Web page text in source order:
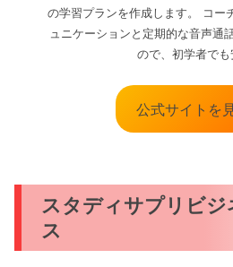
の学習プランを作成します。 コー
ュニケーションと定期的な音声通
ので、初学者でも
公式サイトを
スタディサプリビジ
ス